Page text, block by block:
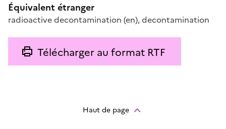
Équivalent étranger
radioactive decontamination (en),decontamination
Télécharger au format RTF
Haut de page